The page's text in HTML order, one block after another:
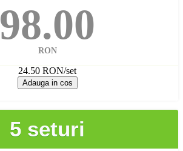
98.00
RON
24.50 RON/set
Adauga in cos
5 seturi